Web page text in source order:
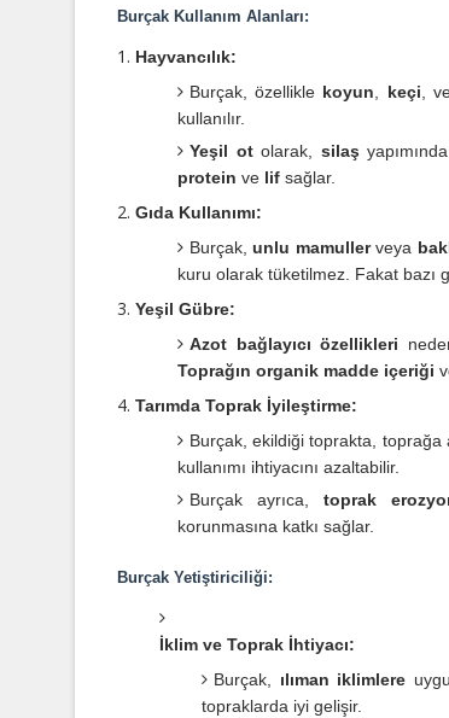
Burçak Kullanım Alanları:
Hayvancılık:
Burçak, özellikle koyun, keçi,
kullanılır.
Yeşil otolarak, silaş
protein ve lif sağlar.
Gıda Kullanımı:
Burçak,unlu mamullerveya
kuru olarak tüketilmez. Fakat bazı
Yeşil Gübre:
Azot bağlayıcı özellikleri
Toprağın organik madde içeriği
Tarımda Toprak İyileştirme:
Burçak, ekildiği toprakta,
kullanımı ihtiyacını azaltabilir.
Burçak ayrıca, toprak
korunmasına katkı sağlar.
Burçak Yetiştiriciliği:
İklim ve Toprak İhtiyacı:
Burçak, ılıman iklimlere
topraklarda iyi gelişir.